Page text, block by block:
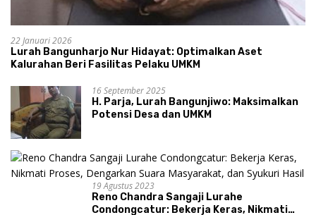
22 Januari 2026
Lurah Bangunharjo Nur Hidayat: Optimalkan Aset
Kalurahan Beri Fasilitas Pelaku UMKM
16 September 2025
H. Parja, Lurah Bangunjiwo: Maksimalkan
Potensi Desa dan UMKM
19 Agustus 2023
Reno Chandra Sangaji Lurahe
Condongcatur: Bekerja Keras, Nikmati